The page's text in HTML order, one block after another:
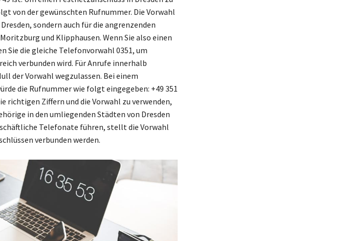
von der gewünschten Rufnummer. Die Vorwahl
sondern auch für die angrenzenden
und Klipphausen. Wenn Sie also einen
Sie die gleiche Telefonvorwahl 0351, um
verbunden wird. Für Anrufe innerhalb
der Vorwahl wegzulassen. Bei einem
die Rufnummer wie folgt eingegeben: +49 351
richtigen Ziffern und die Vorwahl zu verwenden,
in den umliegenden Städten von Dresden
Telefonate führen, stellt die Vorwahl
verbunden werden.